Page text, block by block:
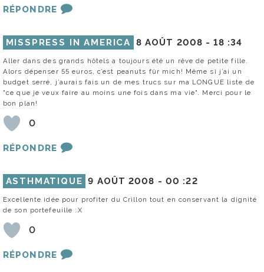
RÉPONDRE
MISSPRESS IN AMERICA 8 AOÛT 2008 -18 :34
Aller dans des grands hôtels a toujours été un rêve de petite fille.
Alors dépenser 55 euros, c’est peanuts für mich! Même si j’ai un
budget serré, j’aurais fais un de mes trucs sur ma LONGUE liste de
"ce que je veux faire au moins une fois dans ma vie". Merci pour le
bon plan!
0
RÉPONDRE
ASTHMATIQUE 9 AOÛT 2008 - 00 :22
Excellente idée pour profiter du Crillon tout en conservant la dignité
de son portefeuille :X
0
RÉPONDRE